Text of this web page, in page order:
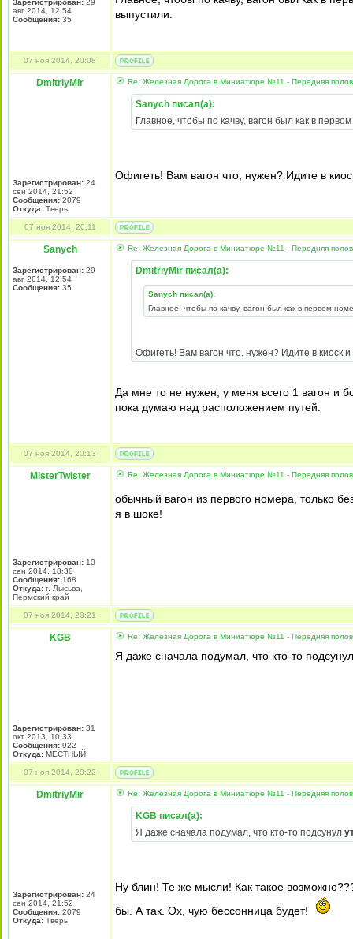
Зарегистрирован: 29
авг 2014, 12:54
Сообщения: 35
выпустили.
07 ноя 2014, 20:08
DmitriyMir
Зарегистрирован: 24
сен 2014, 21:52
Сообщения: 2079
Откуда: Тверь
Re: Железная Дорога в Миниатюре №11 - Передняя
Sanych писал(а):
Главное, чтобы по качву, вагон был как в
Офигеть! Вам вагон что, нужен? Идите в
07 ноя 2014, 20:11
Sanych
Зарегистрирован: 29
авг 2014, 12:54
Сообщения: 35
Re: Железная Дорога в Миниатюре №11 - Передняя
DmitriyMir писал(а):
Sanych писал(а):
Главное, чтобы по качву, вагон был как в первом
Офигеть! Вам вагон что, нужен? Идите в киоск
Да мне то не нужен, у меня всего 1 вагон и
пока думаю над расположением путей.
07 ноя 2014, 20:13
MisterTwister
Зарегистрирован: 10
сен 2014, 18:30
Сообщения: 168
Откуда: г. Лысьва,
Пермский край
Re: Железная Дорога в Миниатюре №11 - Передняя
обычный вагон из первого номера, только
я в шоке!
07 ноя 2014, 20:21
KGB
Зарегистрирован: 31
окт 2013, 10:33
Сообщения: 922
Откуда: МЕСТНЫЙ!
Re: Железная Дорога в Миниатюре №11 - Передняя
Я даже сначала подумал, что кто-то
07 ноя 2014, 20:22
DmitriyMir
Зарегистрирован: 24
сен 2014, 21:52
Сообщения: 2079
Откуда: Тверь
Re: Железная Дорога в Миниатюре №11 - Передняя
KGB писал(а):
Я даже сначала подумал, что кто-то подсунул
Ну блин! Те же мысли! Как такое
бы. А так. Ох, чую бессонница будет!